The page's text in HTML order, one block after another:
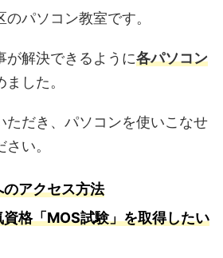
パソコン教室です。
が解決できるように各パソコン
した。
ただき、パソコンを使いこなせ
い。
アクセス方法
格「MOS試験」を取得したい